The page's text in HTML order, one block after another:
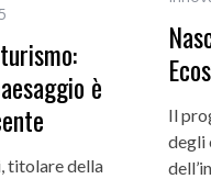
è
titolare della
Il
degli
e riconoscimenti
la robotica ascolta la